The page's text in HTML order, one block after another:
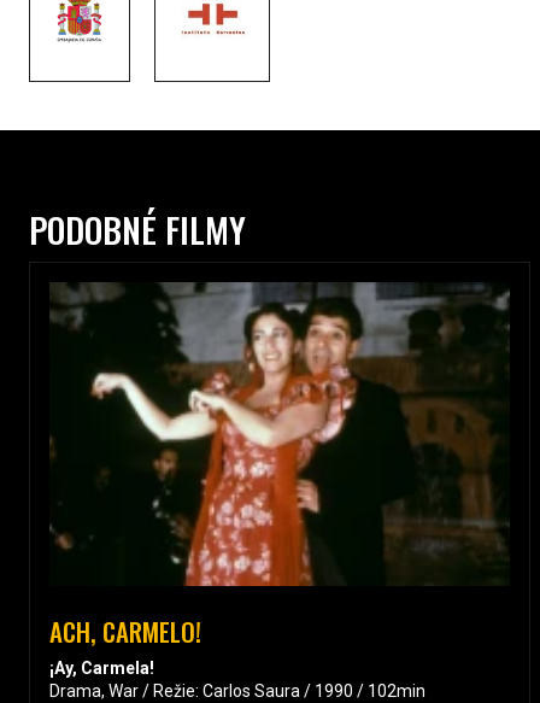
PODOBNÉ FILMY
ACH, CARMELO!
¡Ay, Carmela!
Drama, War / Režie: Carlos Saura / 1990 / 102min